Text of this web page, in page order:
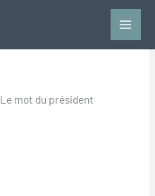
Le mot du président